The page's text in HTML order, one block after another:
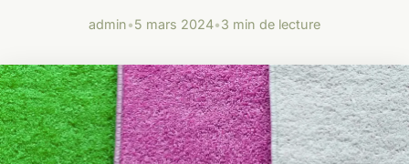
admin•5 mars 2024•3 min de lecture